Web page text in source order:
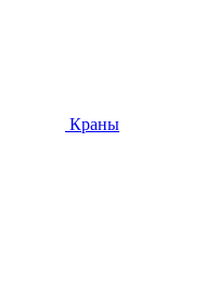
Краны